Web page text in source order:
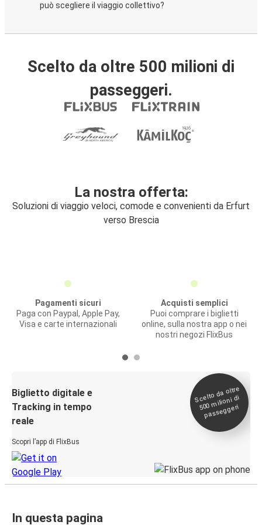
può scegliere il viaggio collettivo?
Scelto da oltre 500 milioni di
passeggeri.
La nostra offerta:
Soluzioni di viaggio veloci, comode e convenienti da Erfurt
verso Brescia
Pagamenti sicuri
Paga con Paypal, Apple Pay,
Visa e carte internazionali
Acquisti semplici
Puoi comprare i biglietti
online, sulla nostra app o nei
nostri negozi FlixBus
Biglietto digitale e
Tracking in tempo
reale
Scopri l’app di FlixBus
Scelto da oltre
500
milioni di
passeggeri
In questa pagina